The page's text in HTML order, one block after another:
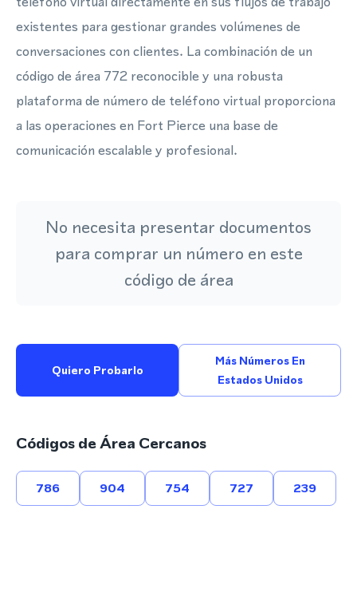
existentes para gestionar grandes volúmenes de
conversaciones con clientes. La combinación de un
código de área 772 reconocible y una robusta
plataforma de número de teléfono virtual proporciona
a las operaciones en Fort Pierce una base de
comunicación escalable y profesional.
No necesita presentar documentos
para comprar un número en este
código de área
Quiero Probarlo
Más Números En
Estados Unidos
Códigos de Área Cercanos
786 904 754 727 239